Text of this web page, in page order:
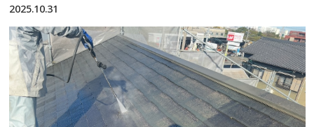
2025.10.31